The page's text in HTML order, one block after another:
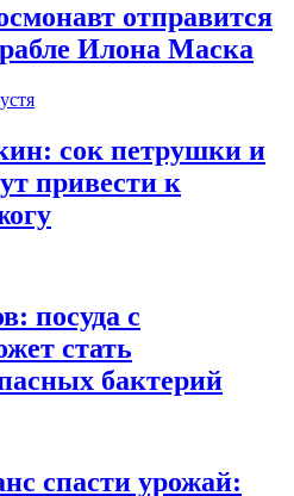
отправится
Илона Маска
сок петрушки и
привести к
посуда с
стать
бактерий
спасти урожай: